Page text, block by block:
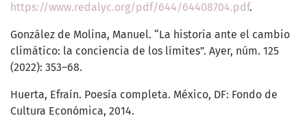
https://www.redalyc.org/pdf/644/64408704.pdf.
González de Molina, Manuel. “La historia ante el cambio
climático: la conciencia de los límites”. Ayer, núm. 125
(2022): 353–68.
Huerta, Efraín. Poesía completa. México, DF: Fondo de
Cultura Económica, 2014.